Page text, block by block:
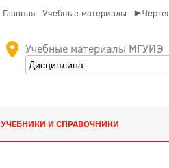
Главная Учебные материалы
Учебные материалы МГУИЭ
УЧЕБНИКИ И СПРАВОЧНИКИ